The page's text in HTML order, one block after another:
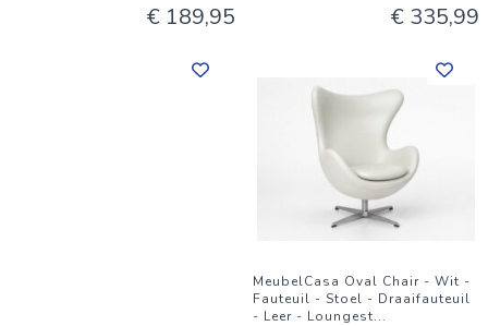
€ 189,95 € 335,99
MeubelCasa Oval Chair - Wit -
Fauteuil - Stoel - Draaifauteuil
- Leer - Loungest...